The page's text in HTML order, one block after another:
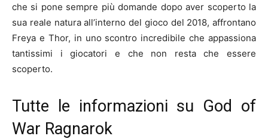
che si pone sempre più domande dopo aver scoperto la
sua reale natura all’interno del gioco del 2018, affrontano
Freya e Thor, in uno scontro incredibile che appassiona
tantissimi i giocatori e che non resta che essere
scoperto.
Tutte le informazioni su God of
War Ragnarok